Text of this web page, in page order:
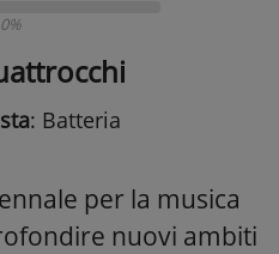
: Batteria
per la musica
nuovi ambiti